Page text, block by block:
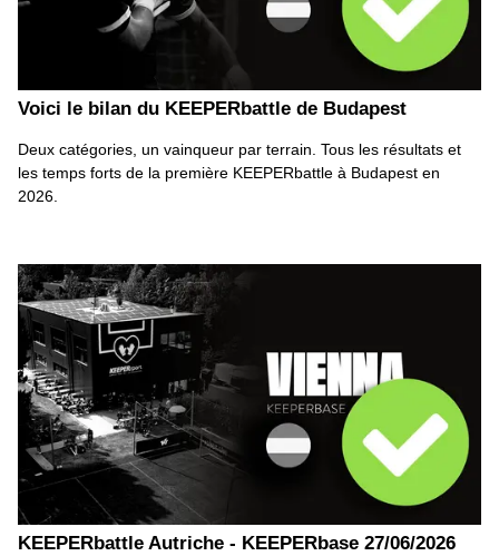
Voici le bilan du KEEPERbattle de Budapest
Deux catégories, un vainqueur par terrain. Tous les résultats et
les temps forts de la première KEEPERbattle à Budapest en
2026.
KEEPERbattle Autriche - KEEPERbase 27/06/2026